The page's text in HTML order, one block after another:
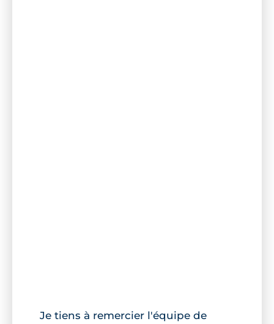
Je tiens à remercier l'équipe de